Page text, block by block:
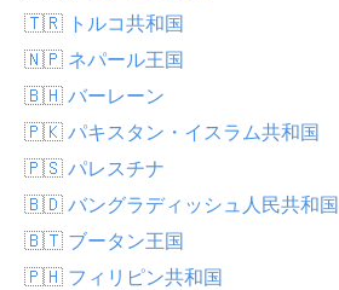
🇹🇷 トルコ共和国
🇳🇵 ネパール王国
🇧🇭 バーレーン
🇵🇰 パキスタン・イスラム共和国
🇵🇸 パレスチナ
🇧🇩 バングラディッシュ人民共和国
🇧🇹 ブータン王国
🇵🇭 フィリピン共和国